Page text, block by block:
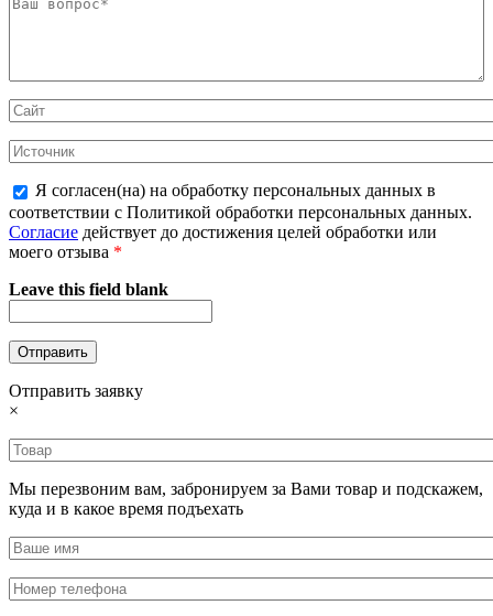
Я согласен(на) на обработку персональных данных в
соответствии с Политикой обработки персональных данных.
Согласие действует до достижения целей обработки или
моего отзыва *
Leave this field blank
Отправить заявку
×
Мы перезвоним вам, забронируем за Вами товар и подскажем,
куда и в какое время подъехать